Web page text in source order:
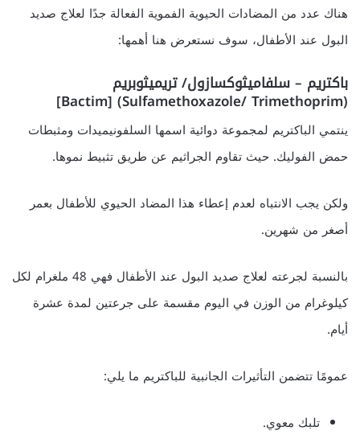
هناك عدد من المضادات الحيوية الفموية الفعالة جدًا لعلاج صديد
البول عند الأطفال، سوف نستعرض هنا أهمها:
باكتريم – سلفاميثوكسازول/ تريميثوبريم
(Sulfamethoxazole/ Trimethoprim) [Bactim]
ينتمي الباكتريم لمجموعة دوائية اسمها السلفونيميدات ومثبطات
حمض الفوليك. حيث تقاوم الجراثيم عن طريق تثبيط نموها.
ولكن يجب الانتباه لعدم إعطاء هذا المضاد الحيوي للأطفال بعمر
أصغر من شهرين.
بالنسبة لجرعته لعلاج صديد البول عند الأطفال فهي 48 ملغرام لكل
كيلوغرام من الوزن في اليوم مقسمة على جرعتين لمدة عشرة
أيام.
عمومًا تتضمن التأثيرات الجانبية للباكتريم ما يلي:
تلبك معوي.